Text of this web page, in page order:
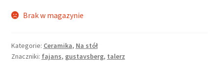
Brak w magazynie
Kategorie: Ceramika, Na stół
Znaczniki: fajans, gustavsberg, talerz